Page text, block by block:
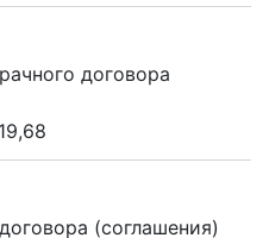
договора
(соглашения)